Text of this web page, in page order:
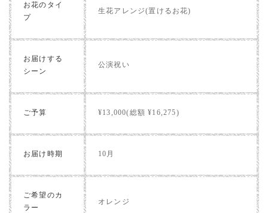
お花のタイ
プ
生花アレンジ(置けるお花)
お届けする
シーン
公演祝い
ご予算 ¥13,000(総額 ¥16,275)
お届け時期 10月
ご希望のカ
ラー
オレンジ